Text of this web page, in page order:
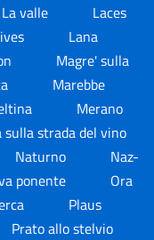
La valle
Laces
Lana
Magre' sulla
Marebbe
Merano
sulla strada del vino
Naturno
Naz-
ponente
Ora
Plaus
Prato allo stelvio